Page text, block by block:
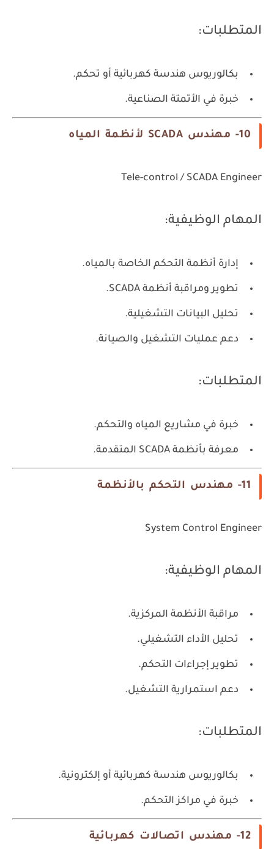
المتطلبات:
بكالوريوس هندسة كهربائية أو تحكم.
خبرة في الأتمتة الصناعية.
10- مهندس SCADA لأنظمة المياه
Tele-control / SCADA Engineer
المهام الوظيفية:
إدارة أنظمة التحكم الخاصة بالمياه.
تطوير ومراقبة أنظمة SCADA.
تحليل البيانات التشغيلية.
دعم عمليات التشغيل والصيانة.
المتطلبات:
خبرة في مشاريع المياه والتحكم.
معرفة بأنظمة SCADA المتقدمة.
11- مهندس التحكم بالأنظمة
System Control Engineer
المهام الوظيفية:
مراقبة الأنظمة المركزية.
تحليل الأداء التشغيلي.
تطوير إجراءات التحكم.
دعم استمرارية التشغيل.
المتطلبات:
بكالوريوس هندسة كهربائية أو إلكترونية.
خبرة في مراكز التحكم.
12- مهندس اتصالات كهربائية